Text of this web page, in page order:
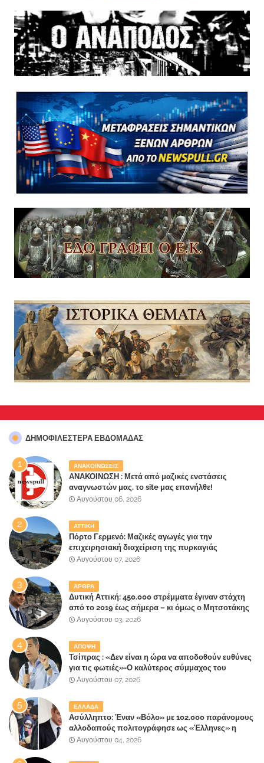
ΔΗΜΟΦΙΛΈΣΤΕΡΑ ΕΒΔΟΜΆΔΑΣ
ΑΝΑΚΟΙΝΩΣΕΙΣ
ΑΝΑΚΟΙΝΩΣΗ : Μετά από μαζικές ενστάσεις
αναγνωστών μας, το site μας επανήλθε!
Αυγούστου 06, 2026
ΑΤΤΙΚΗ
Πόρτο Γερμενό: Μαζικές αγωγές για την
επιχειρησιακή διαχείριση της πυρκαγιάς
ετοιμάζουν οι κάτοικοι!
Αυγούστου 07, 2026
ΑΡΘΡΑ
Δυτική Αττική: 450.000 στρέμματα έγιναν στάχτη
από το 2019 έως σήμερα – κι όμως ο Μητσοτάκης
έλαβε 40% και 45% στις εκλογές του 2023,ενώ 50%
Αυγούστου 03, 2026
ΑΠΟΨΗ
Τσίπρας : «Δεν είναι η ώρα να αποδοθούν ευθύνες
για τις φωτιές»-Ο καλύτερος σύμμαχος του
Μητσοτάκη
Αυγούστου 07, 2026
ΕΛΛΑΔΑ
Ασύλληπτο: Έναν «Βόλο» με 102.000 παράνομους
αλλοδαπούς πολιτογράφησε ως «Έλληνες» η
κυβέρνηση!
Αυγούστου 04, 2026